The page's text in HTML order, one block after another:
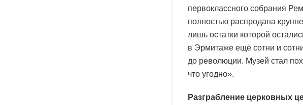
первоклассного собрания
полностью распродана
лишь остатки которой
в Эрмитаже ещё сотни и
до революции. Музей стал
что угодно».
Разграбление церковных